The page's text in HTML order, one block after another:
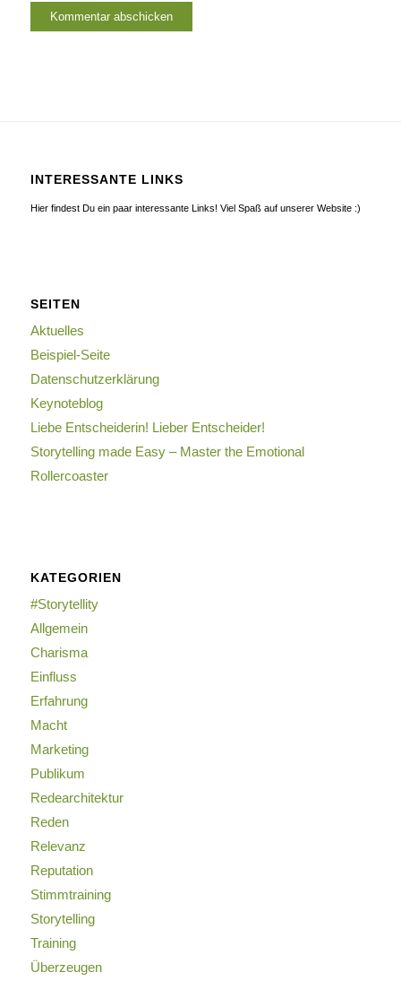
INTERESSANTE LINKS
Hier findest Du ein paar interessante Links! Viel Spaß auf unserer Website :)
SEITEN
Aktuelles
Beispiel-Seite
Datenschutzerklärung
Keynoteblog
Liebe Entscheiderin! Lieber Entscheider!
Storytelling made Easy – Master the Emotional
Rollercoaster
KATEGORIEN
#Storytellity
Allgemein
Charisma
Einfluss
Erfahrung
Macht
Marketing
Publikum
Redearchitektur
Reden
Relevanz
Reputation
Stimmtraining
Storytelling
Training
Überzeugen